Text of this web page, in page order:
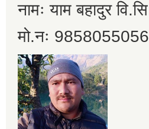
नामः याम बहादुर वि.सि
मो.नः 9858055056